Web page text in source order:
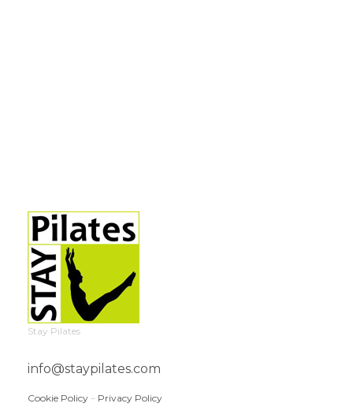
Stay Pilates
info@staypilates.com
Cookie Policy – Privacy Policy